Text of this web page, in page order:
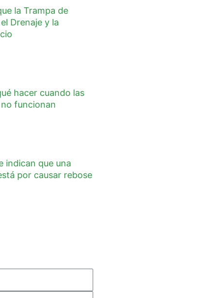
la Trampa de
Drenaje y la
hacer cuando las
funcionan
indican que una
por causar rebose